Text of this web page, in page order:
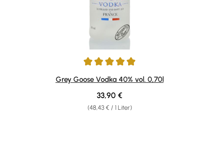
Durchschnittliche Bewertung von 4.95 von 5 Sternen
Grey Goose Vodka 40% vol. 0,70l
(48,43 € / 1 Liter)
Regulärer Preis:
33,90 €